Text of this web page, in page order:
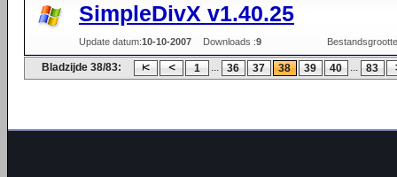
SimpleDivX v1.40.25
Update datum:10-10-2007 Downloads :9
Bladzijde 38/83: 1 ... 36 37 38 39 40 ... 83